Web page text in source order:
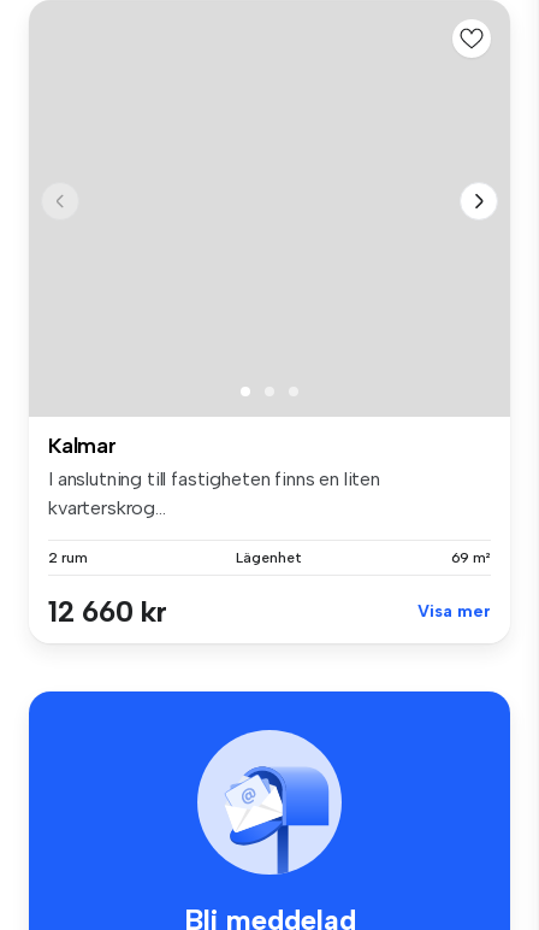
Kalmar
I anslutning till fastigheten finns en liten
kvarterskrog...
2 rum Lägenhet 69 m²
12 660 kr Visa mer
Bli meddelad